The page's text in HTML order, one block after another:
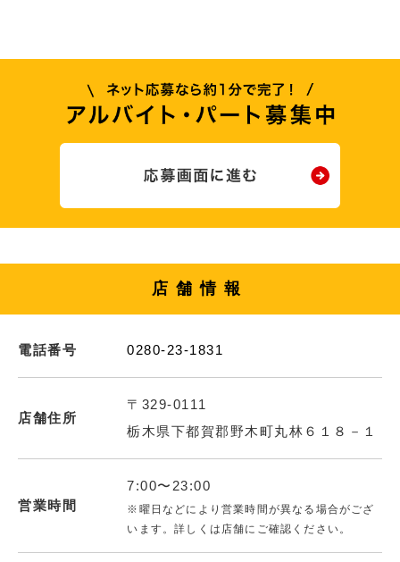
店舗情報
電話番号 0280-23-1831
店舗住所
〒329-0111
栃木県下都賀郡野木町丸林６１８－１
営業時間
7:00〜23:00
※曜日などにより営業時間が異なる場合がござ
います。詳しくは店舗にご確認ください。